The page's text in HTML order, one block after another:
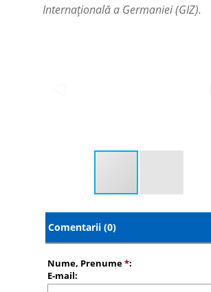
Internațională a Germaniei (GIZ).
Comentarii (0)
Nume, Prenume*:
E-mail: